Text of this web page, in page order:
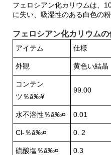
フェロシアン化カリウムは、
に失い、吸湿性のある白色の粉
フェロシアン化カリウムの
アイテム 仕様
外観 黄色い結晶
コンテン
ツ％â‰¥
99.00
水不溶性％â‰¤ 0.01
Cl-％â‰¤ 0. 2
硫酸塩％â‰¤ 0.3